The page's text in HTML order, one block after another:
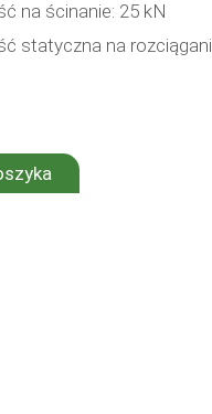
na ścinanie: 25 kN
statyczna na